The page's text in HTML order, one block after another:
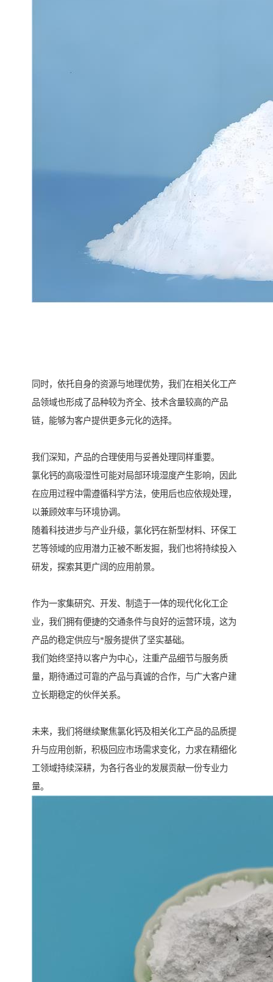
同时，依托自身的资源与地理优势，我们在相关化工产
品领域也形成了品种较为齐全、技术含量较高的产品
链，能够为客户提供更多元化的选择。
我们深知，产品的合理使用与妥善处理同样重要。
氯化钙的高吸湿性可能对局部环境湿度产生影响，因此
在应用过程中需遵循科学方法，使用后也应依规处理，
以兼顾效率与环境协调。
随着科技进步与产业升级，氯化钙在新型材料、环保工
艺等领域的应用潜力正被不断发掘，我们也将持续投入
研发，探索其更广阔的应用前景。
作为一家集研究、开发、制造于一体的现代化化工企
业，我们拥有便捷的交通条件与良好的运营环境，这为
产品的稳定供应与*服务提供了坚实基础。
我们始终坚持以客户为中心，注重产品细节与服务质
量，期待通过可靠的产品与真诚的合作，与广大客户建
立长期稳定的伙伴关系。
未来，我们将继续聚焦氯化钙及相关化工产品的品质提
升与应用创新，积极回应市场需求变化，力求在精细化
工领域持续深耕，为各行各业的发展贡献一份专业力
量。